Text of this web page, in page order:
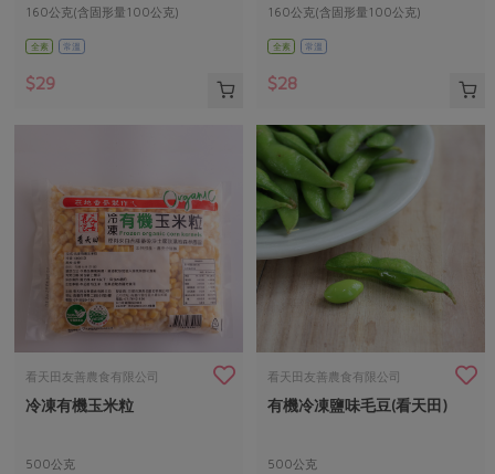
素食專區
高麗菜海鮮煎餅
地區活動
160公克(含固形量100公克)
全素 常溫
$29
160公克(含固形量100公克)
全素 常溫
$28
看天田友善農食有限公司
冷凍有機玉米粒
500公克
看天田友善農食有限公司
有機冷凍鹽味毛豆(看天田)
500公克